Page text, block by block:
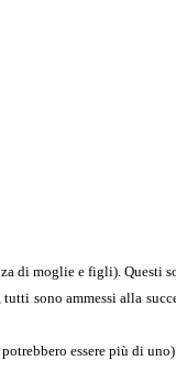
di moglie e figli).
sono ammessi alla
essere più di